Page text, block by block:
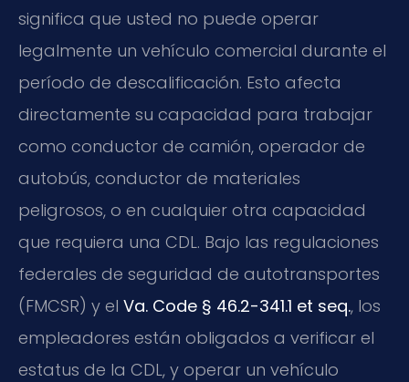
significa que usted no puede operar
legalmente un vehículo comercial durante el
período de descalificación. Esto afecta
directamente su capacidad para trabajar
como conductor de camión, operador de
autobús, conductor de materiales
peligrosos, o en cualquier otra capacidad
que requiera una CDL. Bajo las regulaciones
federales de seguridad de autotransportes
(FMCSR) y el Va. Code § 46.2-341.1 et seq., los
empleadores están obligados a verificar el
estatus de la CDL, y operar un vehículo